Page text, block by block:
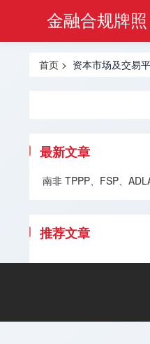
金融合规牌照
首页 > 资本市场及交易
最新文章
南非 TPPP、FSP、
推荐文章